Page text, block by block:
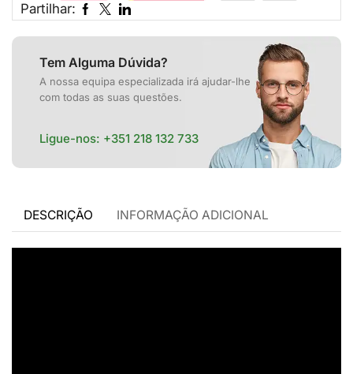
Partilhar:
Tem Alguma Dúvida?
A nossa equipa especializada irá ajudar-lhe
com todas as suas questões.
Ligue-nos: +351 218 132 733
DESCRIÇÃO INFORMAÇÃO ADICIONAL